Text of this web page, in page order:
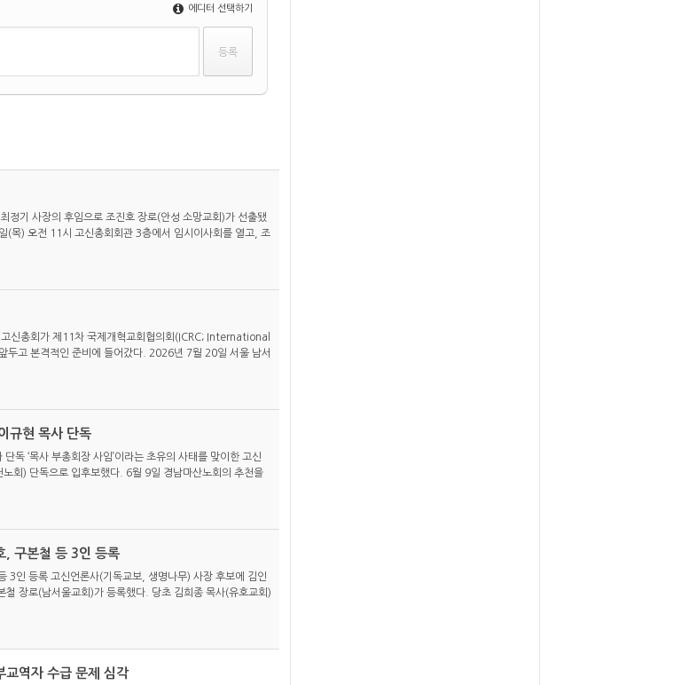
에디터 선택하기
정기 사장의 후임으로 조진호 장로(안성 소망교회)가 선출됐
목) 오전 11시 고신총회회관 3층에서 임시이사회를 열고, 조
신총회가 제11차 국제개혁교회협의회(ICRC; International
고 본격적인 준비에 들어갔다. 2026년 7월 20일 서울 남서
규현 목사 단독
독 ‘목사 부총회장 사임’이라는 초유의 사태를 맞이한 고신
회) 단독으로 입후보했다. 6월 9일 경남마산노회의 추천을
, 구본철 등 3인 등록
3인 등록 고신언론사(기독교보, 생명나무) 사장 후보에 김인
장로(남서울교회)가 등록했다. 당초 김희종 목사(유호교회)
교역자 수급 문제 심각